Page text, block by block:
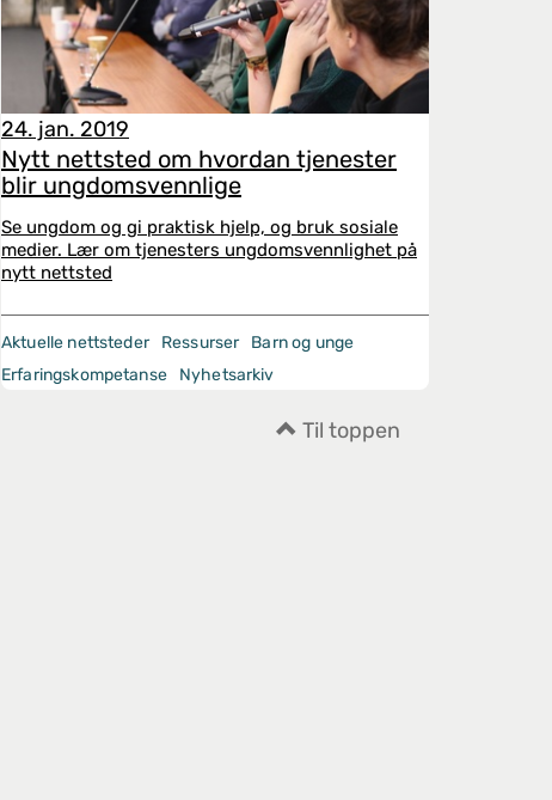
24. jan. 2019
Nytt nettsted om hvordan tjenester
blir ungdomsvennlige
Se ungdom og gi praktisk hjelp, og bruk sosiale
medier. Lær om tjenesters ungdomsvennlighet på
nytt nettsted
Aktuelle nettsteder Ressurser
Barn og unge
Erfaringskompetanse
Nyhetsarkiv
Til toppen